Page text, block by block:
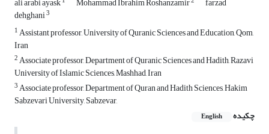
dehghani3
1Assistant professor, University of Quranic Sciences and Education, Qom,
Iran
2Associate professor, Department of Quranic Sciences and Hadith, Razavi
University of Islamic Sciences, Mashhad, Iran
3Associate professor, Department of Quran and Hadith Sciences, Hakim
Sabzevari University, Sabzevar,
چکیده
English